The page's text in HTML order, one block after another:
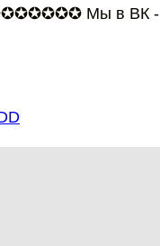
Мы в ВК -